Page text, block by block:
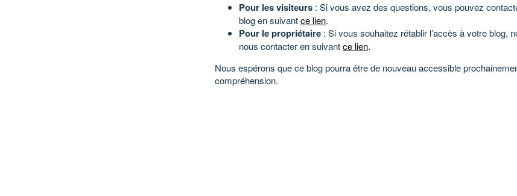
Pour les visiteurs : Si vous avez des questions, vous pouvez
blog en suivantce lien.
Pour le propriétaire : Si vous souhaitez rétablir l’accès à votre blog,
nous contacter en suivantce lien.
Nous espérons que ce blog pourra être de nouveau accessible
compréhension.